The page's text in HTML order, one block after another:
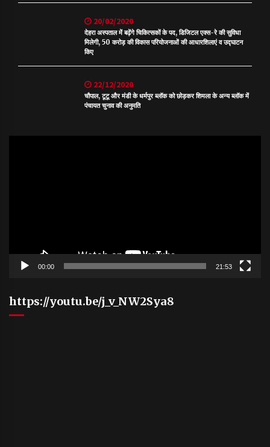
20/02/2020
देहरा अस्पताल में बढ़ेंगे चिकित्सकों के पद, डिजिटल एक्स-रे की सुविधा
मिलेगी, 50 करोड़ की विकास परियोजनाओं की आधारशिलाएं व उद्घाटन
किए
22/12/2020
चौपाल, टूटू और मंडी के धर्मपुर ब्लॉक को छोड़कर शिमला के अन्य ब्लॉक में
पंचायत चुनाव की अनुमति
00:00 21:53
https://youtu.be/j_v_NW2Sya8